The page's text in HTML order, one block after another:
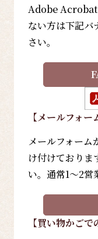
Adobe Acrobat
ない方は下記バ
さい。
【メールフォー
メールフォーム
け付けておりま
い。通常1～2営
【買い物かごで